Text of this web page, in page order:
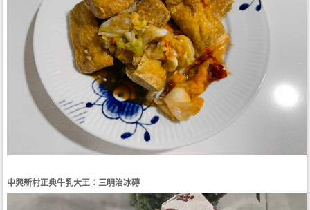
中興新村正典牛乳大王：三明治冰磚